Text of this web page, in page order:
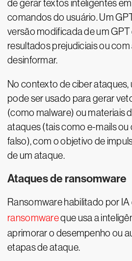
de gerar textos inteligentes
comandos do usuário. Um
versão modificada de um
resultados prejudiciais ou
desinformar.
No contexto de ciber ataques,
pode ser usado para gerar
(como malware) ou materiais
ataques (tais como e-mails
falso), com o objetivo de
de um ataque.
Ataques de ransomware
Ransomware habilitado por IA
ransomwareque usa a
aprimorar o desempenho ou
etapas de ataque.